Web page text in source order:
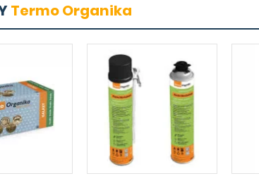
Termo Organika